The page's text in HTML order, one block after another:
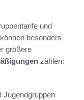
und
besonders
größere
zählen:
Jugendgruppen